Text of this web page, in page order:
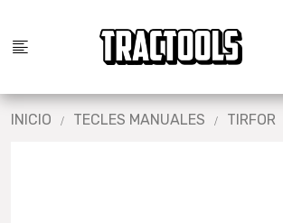
INICIO TECLES MANUALES TIRFOR